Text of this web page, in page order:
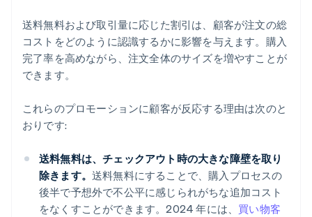
送料無料および取引量に応じた割引は、顧客が注文の総
コストをどのように認識するかに影響を与えます。購入
完了率を高めながら、注文全体のサイズを増やすことが
できます。
これらのプロモーションに顧客が反応する理由は次のと
おりです:
送料無料は、チェックアウト時の大きな障壁を取り
除きます。 送料無料にすることで、購入プロセスの
後半で予想外で不公平に感じられがちな追加コスト
をなくすことができます。2024 年には、 買い物客